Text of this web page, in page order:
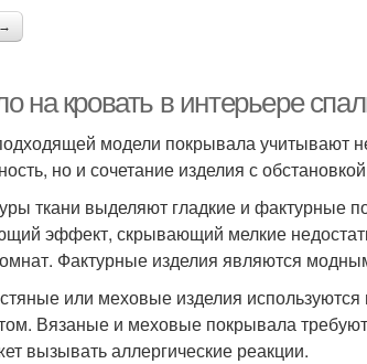
на кровать в интерьере
модели покрывала учитывают
но и сочетание изделия с
ткани выделяют гладкие и
эффект, скрывающий мелкие
Фактурные изделия являются
или меховые изделия
Вязаные и меховые покрывала
вызывать аллергические реакции.